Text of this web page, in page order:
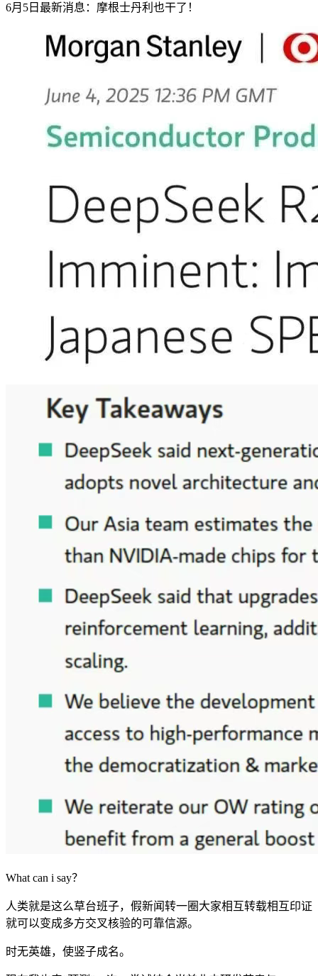
6月5日最新消息：摩根士丹利也干了！
What can i say？
人类就是这么草台班子，假新闻转一圈大家相互转载相互印证
就可以变成多方交叉核验的可靠信源。
时无英雄，使竖子成名。